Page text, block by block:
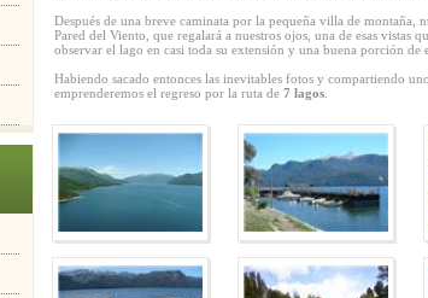
Después de una breve caminata por la pequeña villa de montaña,
Pared del Viento, que regalará a nuestros ojos, una de esas vistas
observar el lago en casi toda su extensión y una buena porción de
Habiendo sacado entonces las inevitables fotos y compartiendo
emprenderemos el regreso por la ruta de 7 lagos